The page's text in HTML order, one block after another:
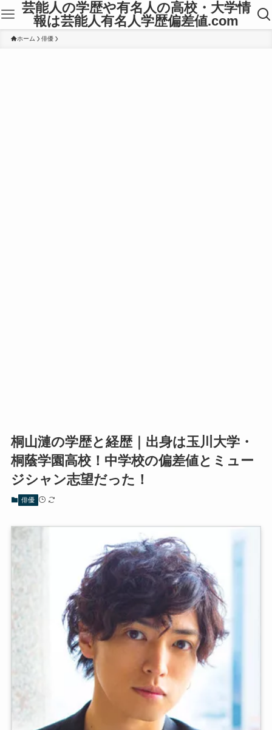
芸能人の学歴や有名人の高校・大学情
報は芸能人有名人学歴偏差値.com
ホーム 俳優
桐山漣の学歴と経歴｜出身は玉川大学・
桐蔭学園高校！中学校の偏差値とミュー
ジシャン志望だった！
俳優